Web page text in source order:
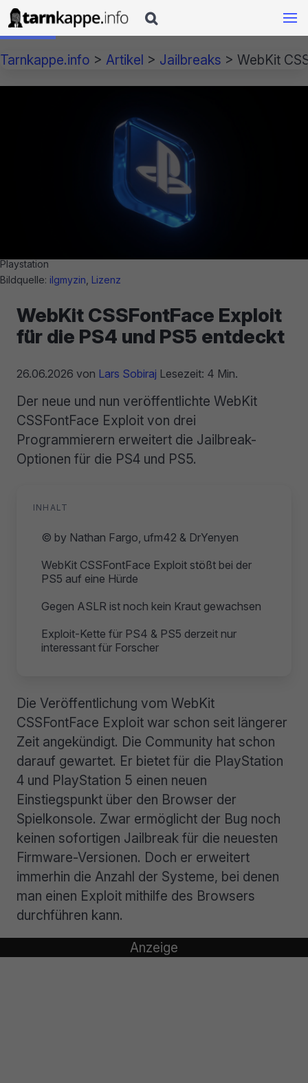

Tarnkappe.info > Artikel > Jailbreaks > WebKit
Playstation
Bildquelle: ilgmyzin Lizenz
WebKit CSSFontFace Exploit
für die PS4 und PS5 entdeckt
26.06.2026 von Lars Sobiraj Lesezeit: 4 Min.
Der neue und nun veröffentlichte WebKit
CSSFontFace Exploit von drei
Programmierern erweitert die Jailbreak-
Optionen für die PS4 und PS5.
INHALT
© by Nathan Fargo, ufm42 & DrYenyen
WebKit CSSFontFace Exploit stößt bei der
PS5 auf eine Hürde
Gegen ASLR ist noch kein Kraut gewachsen
Exploit-Kette für PS4 & PS5 derzeit nur
interessant für Forscher
Die Veröffentlichung vom WebKit
CSSFontFace Exploit war schon seit längerer
Zeit angekündigt. Die Community hat schon
darauf gewartet. Er bietet für die PlayStation
4 und PlayStation 5 einen neuen
Einstiegspunkt über den Browser der
Spielkonsole. Zwar ermöglicht der Bug noch
keinen sofortigen Jailbreak für die neuesten
Firmware-Versionen. Doch er erweitert
immerhin die Anzahl der Systeme, bei denen
man einen Exploit mithilfe des Browsers
durchführen kann.